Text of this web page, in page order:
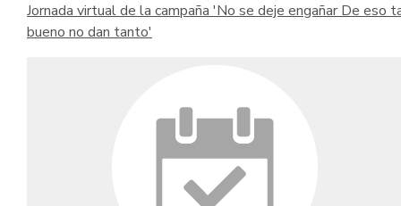
Jornada virtual de la campaña 'No se deje engañar De eso
bueno no dan tanto'